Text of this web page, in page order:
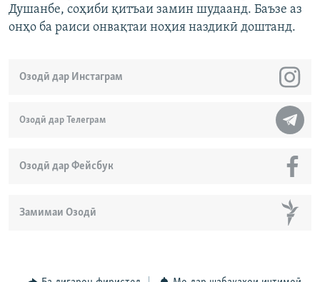
Душанбе, соҳиби қитъаи замин шудаанд. Баъзе аз
онҳо ба раиси онвақтаи ноҳия наздикӣ доштанд.
Замимаи Озодӣ
Озодӣ дар Телеграм
Озодӣ дар Фейсбук
Озодӣ дар Инстаграм